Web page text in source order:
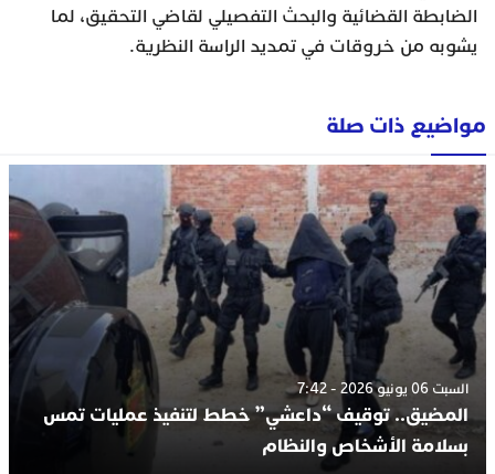
الضابطة القضائية والبحث التفصيلي لقاضي التحقيق، لما
يشوبه من خروقات في تمديد الراسة النظرية.
مواضيع ذات صلة
السبت 06 يونيو 2026 - 7:42
المضيق.. توقيف “داعشي” خطط لتنفيذ عمليات تمس
بسلامة الأشخاص والنظام